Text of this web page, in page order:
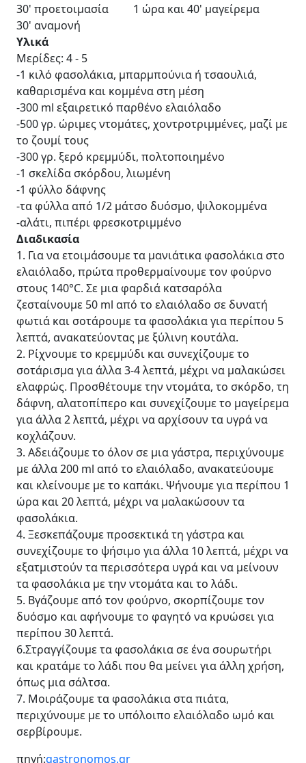
30' προετοιμασία 1 ώρα και 40' μαγείρεμα
30' αναμονή
Υλικά
Μερίδες: 4 - 5
-1 κιλό φασολάκια, μπαρμπούνια ή τσαουλιά,
καθαρισμένα και κομμένα στη μέση
-300 ml εξαιρετικό παρθένο ελαιόλαδο
-500 γρ. ώριμες ντομάτες, χοντροτριμμένες, μαζί με
το ζουμί τους
-300 γρ. ξερό κρεμμύδι, πολτοποιημένο
-1 σκελίδα σκόρδου, λιωμένη
-1 φύλλο δάφνης
-τα φύλλα από 1/2 μάτσο δυόσμο, ψιλοκομμένα
-αλάτι, πιπέρι φρεσκοτριμμένο
Διαδικασία
1. Για να ετοιμάσουμε τα μανιάτικα φασολάκια στο
ελαιόλαδο, πρώτα προθερμαίνουμε τον φούρνο
στους 140°C. Σε μια φαρδιά κατσαρόλα
ζεσταίνουμε 50 ml από το ελαιόλαδο σε δυνατή
φωτιά και σοτάρουμε τα φασολάκια για περίπου 5
λεπτά, ανακατεύοντας με ξύλινη κουτάλα.
2. Ρίχνουμε το κρεμμύδι και συνεχίζουμε το
σοτάρισμα για άλλα 3-4 λεπτά, μέχρι να μαλακώσει
ελαφρώς. Προσθέτουμε την ντομάτα, το σκόρδο, τη
δάφνη, αλατοπίπερο και συνεχίζουμε το μαγείρεμα
για άλλα 2 λεπτά, μέχρι να αρχίσουν τα υγρά να
κοχλάζουν.
3. Αδειάζουμε το όλον σε μια γάστρα, περιχύνουμε
με άλλα 200 ml από το ελαιόλαδο, ανακατεύουμε
και κλείνουμε με το καπάκι. Ψήνουμε για περίπου 1
ώρα και 20 λεπτά, μέχρι να μαλακώσουν τα
φασολάκια.
4. Ξεσκεπάζουμε προσεκτικά τη γάστρα και
συνεχίζουμε το ψήσιμο για άλλα 10 λεπτά, μέχρι να
εξατμιστούν τα περισσότερα υγρά και να μείνουν
τα φασολάκια με την ντομάτα και το λάδι.
5. Βγάζουμε από τον φούρνο, σκορπίζουμε τον
δυόσμο και αφήνουμε το φαγητό να κρυώσει για
περίπου 30 λεπτά.
6.Στραγγίζουμε τα φασολάκια σε ένα σουρωτήρι
και κρατάμε το λάδι που θα μείνει για άλλη χρήση,
όπως μια σάλτσα.
7. Μοιράζουμε τα φασολάκια στα πιάτα,
περιχύνουμε με το υπόλοιπο ελαιόλαδο ωμό και
σερβίρουμε.
πηγή:gastronomos.gr